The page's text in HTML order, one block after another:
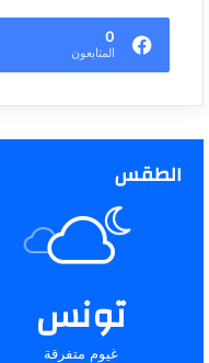
0
المتابعون
الطقس
تونس
غيوم متفرقة